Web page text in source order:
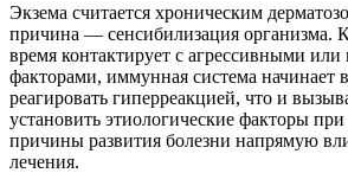
Экзема считается хроническим
причина — сенсибилизация организма.
время контактирует с агрессивными
факторами, иммунная система начинает
реагировать гиперреакцией, что и
установить этиологические факторы
причины развития болезни напрямую
лечения.